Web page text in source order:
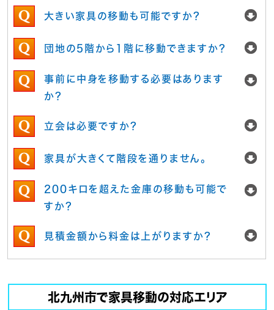
大きい家具の移動も可能ですか？
団地の5階から1階に移動できますか？
事前に中身を移動する必要はあります
か？
立会は必要ですか？
家具が大きくて階段を通りません。
200キロを超えた金庫の移動も可能で
すか？
見積金額から料金は上がりますか？
北九州市で家具移動の対応エリア